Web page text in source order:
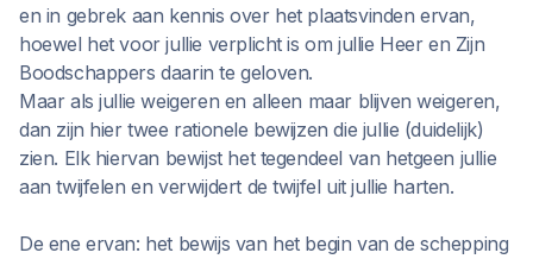
en in gebrek aan kennis over het plaatsvinden ervan,
hoewel het voor jullie verplicht is om jullie Heer en Zijn
Boodschappers daarin te geloven.
Maar als jullie weigeren en alleen maar blijven weigeren,
dan zijn hier twee rationele bewijzen die jullie (duidelijk)
zien. Elk hiervan bewijst het tegendeel van hetgeen jullie
aan twijfelen en verwijdert de twijfel uit jullie harten.
De ene ervan: het bewijs van het begin van de schepping